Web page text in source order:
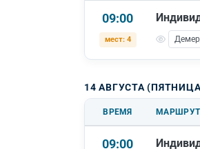
09:00
мест: 4
14 АВГУСТА
ВРЕМЯ МАРШРУТ
09:00